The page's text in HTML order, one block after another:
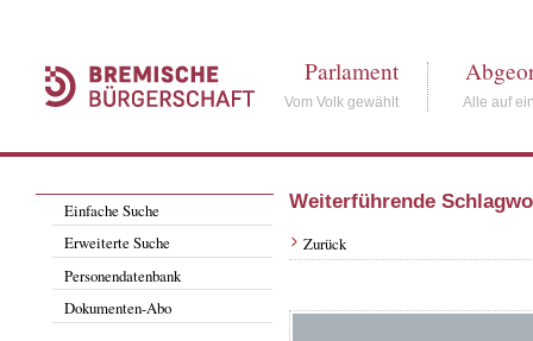
Parlament
Vom Volk gewählt Alle auf
Einfache Suche
Erweiterte Suche
Personendatenbank
Dokumenten-Abo
Weiterführende
Zurück